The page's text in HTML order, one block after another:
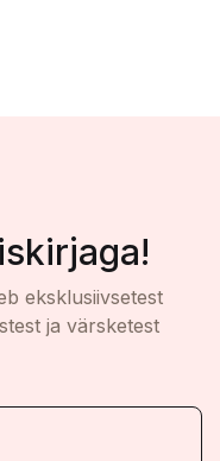
eksklusiivsetest
ja värsketest